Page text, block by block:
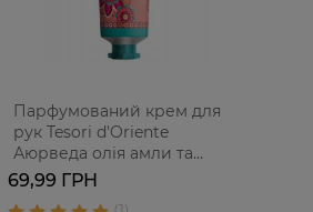
Парфумований крем для
рук Tesori d'Oriente
Аюрведа олія амли та
пачулі 75 мл
69,99 ГРН